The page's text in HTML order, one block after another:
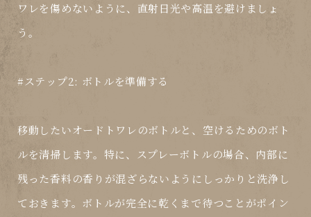
ワレを傷めないように、直射日光や高温を避けましょ
う。
#ステップ2: ボトルを準備する
移動したいオードトワレのボトルと、空けるためのボト
ルを清掃します。特に、スプレーボトルの場合、内部に
残った香料の香りが混ざらないようにしっかりと洗浄し
ておきます。ボトルが完全に乾くまで待つことがポイン